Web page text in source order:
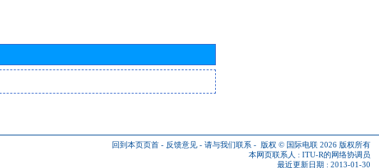
回到本页页首 - 反馈意见 - 请与我们联系 - 版权 © 国际电联 2026 版权所有
本网页联系人 : ITU-R的网络协调员
最近更新日期 : 2013-01-30